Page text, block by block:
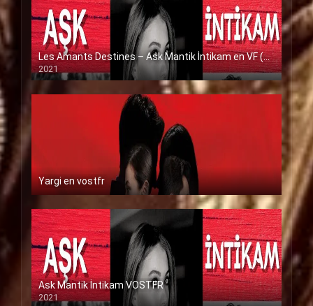
Les Amants Destines – Ask Mantik İntikam en VF (Voix Francaise)
2021
Yargi en vostfr
Ask Mantik İntikam VOSTFR
2021